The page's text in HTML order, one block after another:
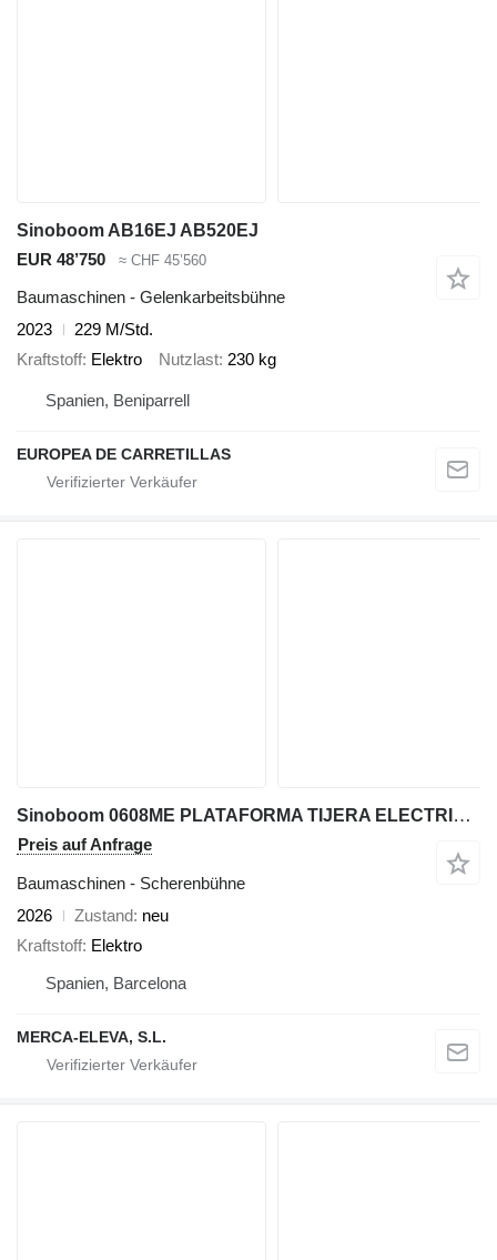
Sinoboom AB16EJ AB520EJ
EUR 48’750
≈ CHF 45’560
Baumaschinen - Gelenkarbeitsbühne
2023
229 M/Std.
Kraftstoff Elektro Nutzlast 230 kg
Spanien, Beniparrell
EUROPEA DE CARRETILLAS
Sinoboom 0608ME PLATAFORMA TIJERA ELECTRICA 8 MT
Preis auf Anfrage
Baumaschinen - Scherenbühne
2026
Zustand neu
Kraftstoff Elektro
Spanien, Barcelona
MERCA-ELEVA, S.L.